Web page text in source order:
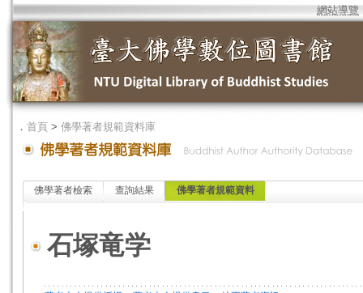
網站導覽
． 首頁 > 佛學著者規範資料庫
佛學著者檢索 查詢結果 佛學著者規範資料
石塚竜学